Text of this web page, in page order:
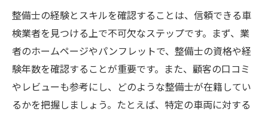
整備士の経験とスキルを確認することは、信頼できる車
検業者を見つける上で不可欠なステップです。まず、業
者のホームページやパンフレットで、整備士の資格や経
験年数を確認することが重要です。また、顧客の口コミ
やレビューも参考にし、どのような整備士が在籍してい
るかを把握しましょう。たとえば、特定の車両に対する